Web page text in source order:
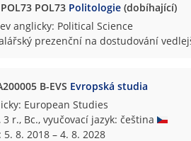
POL73 POL73 Politologie (dobíhající)
anglicky: Political Science
prezenční na dostudování
B-EVS Evropská studia
European Studies
3 r., Bc., vyučovací jazyk: čeština
8. 2018 – 4. 8. 2028